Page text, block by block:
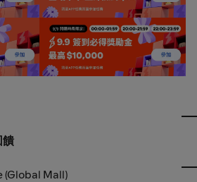
簽到任務
饋
(Global Mall)